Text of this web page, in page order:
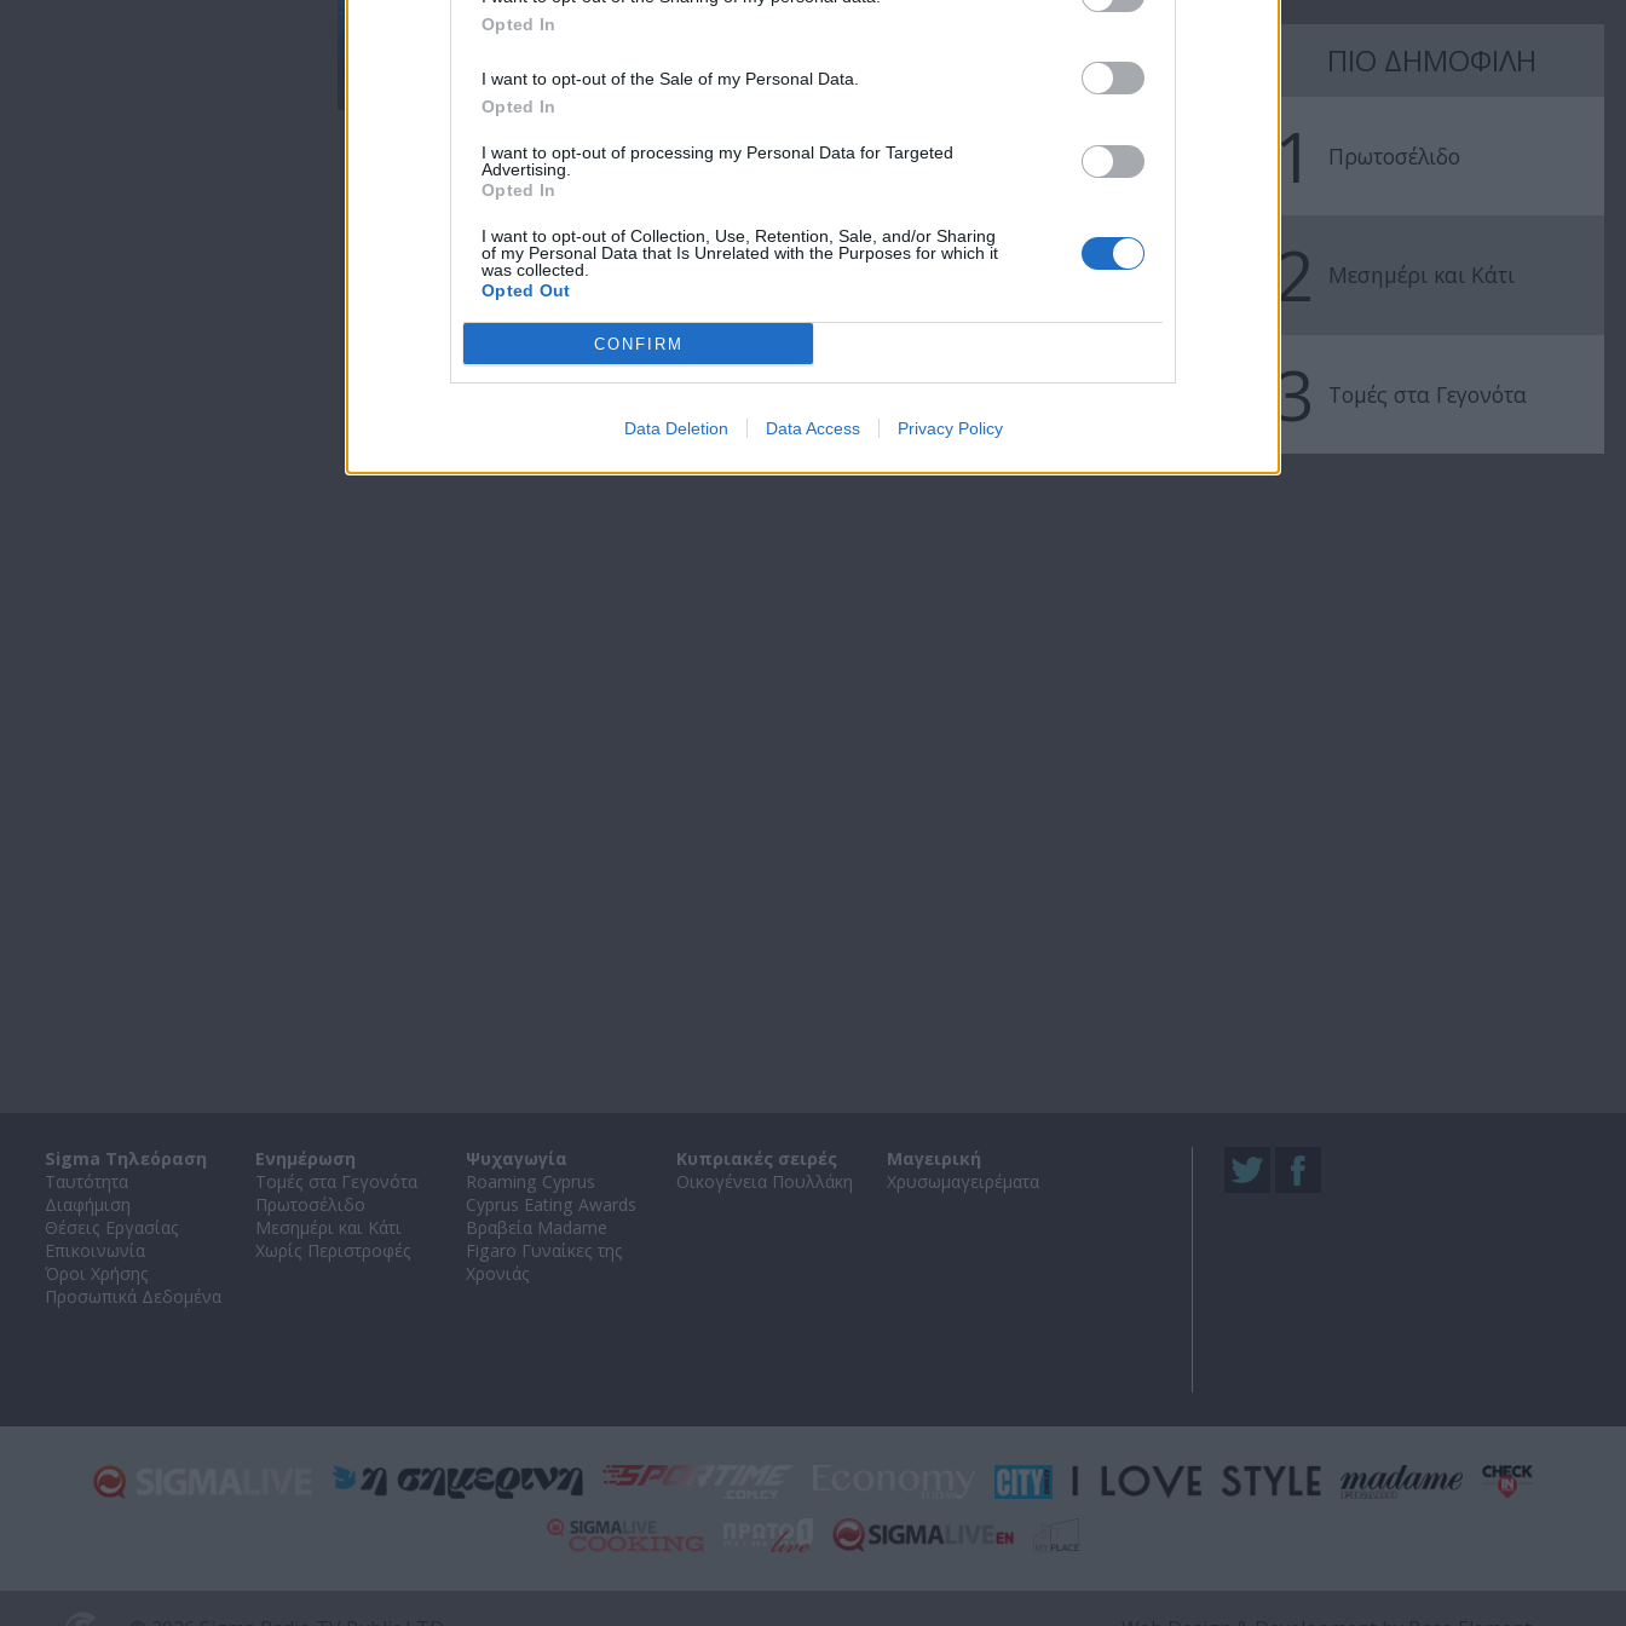
Opted In
I want to opt-out of the Sale of my Personal Data.
Opted In
I want to opt-out of processing my Personal Data for Targeted
Advertising.
Opted In
I want to opt-out of Collection, Use, Retention, Sale, and/or Sharing
of my Personal Data that Is Unrelated with the Purposes for which it
was collected.
Opted Out
CONFIRM
Data Deletion Data Access Privacy Policy
Σε Φόντο
(2011-12) Επ.198
(2011-12) Επ.197
(2011-12) Επ.196
Κόκκινο Δ'
(2011-12)
ΠΙΟ ΔΗΜΟΦΙΛΗ
1 Πρωτοσέλιδο
2 Μεσημέρι και Κάτι
3 Τομές στα Γεγονότα
Sigma Τηλεόραση
Ταυτότητα
Διαφήμιση
Θέσεις Εργασίας
Επικοινωνία
Όροι Χρήσης
Προσωπικά Δεδομένα
Ενημέρωση
Τομές στα Γεγονότα
Πρωτοσέλιδο
Μεσημέρι και Κάτι
Χωρίς Περιστροφές
Ψυχαγωγία
Roaming Cyprus
Cyprus Eating Awards
Βραβεία Madame
Figaro Γυναίκες της
Χρονιάς
Κυπριακές σειρές
Οικογένεια Πουλλάκη
Μαγειρική
Χρυσωμαγειρέματα